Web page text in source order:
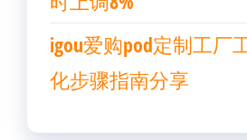
igou爱购pod定制工厂
化步骤指南分享